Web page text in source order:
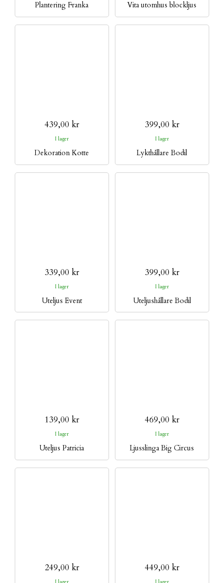
Plantering Franka Vita utomhus blockljus
439,00 kr
I lager
Dekoration Kotte
399,00 kr
I lager
Lykthållare Bodil
339,00 kr
I lager
Uteljus Event
399,00 kr
I lager
Uteljushållare Bodil
139,00 kr
I lager
Uteljus Patricia
469,00 kr
I lager
Ljusslinga Big Circus
249,00 kr 449,00 kr